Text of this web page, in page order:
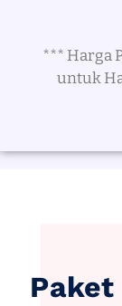
*** Harga
untuk
Paket